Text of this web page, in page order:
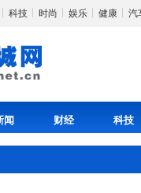
科技 时尚 娱乐 健康 汽
闻 财经 科技